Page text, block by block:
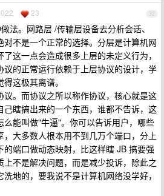
32
23
法。网路层 /传输层设备去分析会话、
对不是一个正常的选择。分层是计算机网
这一点会造成很多上层的未定义行为，
议的正常运行依赖于上层协议的设计，学
这极其离谱。
议。而协议之所以称作协议，核心就是这
己瞎搞出来的一个东西，谁都不告诉，这
么能叫做"牛逼"。你可以告诉用户，哪些
，大多数人根本用不到几万个端口，分上
的端口做动态映射，比这样瞎 JB 搞要强
不是解决问题，而是减少投诉，除此之
地的，要我说不是计算机网络没学好，